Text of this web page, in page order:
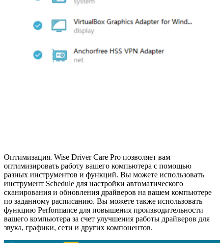
Оптимизация. Wise Driver Care Pro позволяет вам
оптимизировать работу вашего компьютера с помощью
разных инструментов и функций. Вы можете использовать
инструмент Schedule для настройки автоматического
сканирования и обновления драйверов на вашем компьютере
по заданному расписанию. Вы можете также использовать
функцию Performance для повышения производительности
вашего компьютера за счет улучшения работы драйверов для
звука, графики, сети и других компонентов.